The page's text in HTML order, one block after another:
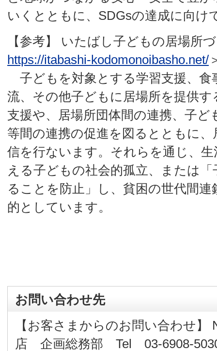
いくとともに、SDGsの達成に向け
【参考】 いたばし子どもの居場所
https://itabashi-kodomonoibasho.net/
子どもを対象とする学習支援、食
流、その他子どもに居場所を提供
支援や、居場所団体間の連携、子ど
等間の連携の促進を図るとともに
信を行ないます。それらを通じ、
える子どもの社会的孤立、または
ることを防止」し、貧困の世代間
的としています。
お問い合わせ先
【お客さまからのお問い合わせ
店 企画総務部 Tel 03-6908-